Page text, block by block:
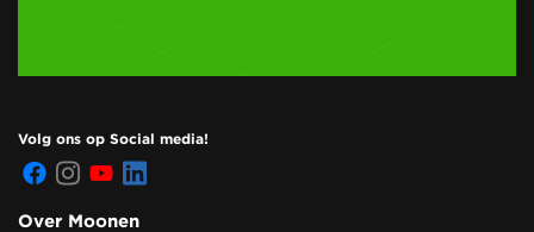
Volg ons op Social media!
Over Moonen